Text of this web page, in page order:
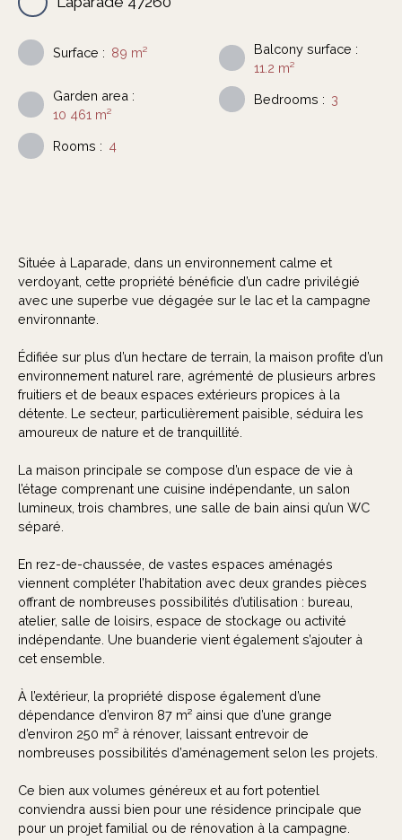
Surface : 89 m² Balcony surface :
11.2 m²
Garden area :
10 461 m²
Bedrooms : 3
Rooms : 4
Située à Laparade, dans un environnement calme et
verdoyant, cette propriété bénéficie d’un cadre privilégié
avec une superbe vue dégagée sur le lac et la campagne
environnante.
Édifiée sur plus d’un hectare de terrain, la maison profite d’un
environnement naturel rare, agrémenté de plusieurs arbres
fruitiers et de beaux espaces extérieurs propices à la
détente. Le secteur, particulièrement paisible, séduira les
amoureux de nature et de tranquillité.
La maison principale se compose d’un espace de vie à
l’étage comprenant une cuisine indépendante, un salon
lumineux, trois chambres, une salle de bain ainsi qu’un WC
séparé.
En rez-de-chaussée, de vastes espaces aménagés
viennent compléter l’habitation avec deux grandes pièces
offrant de nombreuses possibilités d’utilisation : bureau,
atelier, salle de loisirs, espace de stockage ou activité
indépendante. Une buanderie vient également s’ajouter à
cet ensemble.
À l’extérieur, la propriété dispose également d’une
dépendance d’environ 87 m² ainsi que d’une grange
d’environ 250 m² à rénover, laissant entrevoir de
nombreuses possibilités d’aménagement selon les projets.
Ce bien aux volumes généreux et au fort potentiel
conviendra aussi bien pour une résidence principale que
pour un projet familial ou de rénovation à la campagne.